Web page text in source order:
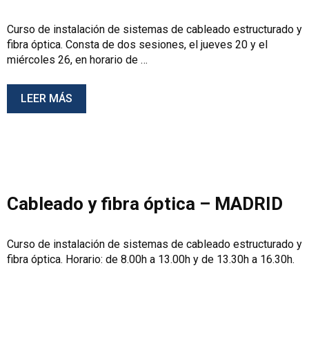
Curso de instalación de sistemas de cableado estructurado y
fibra óptica. Consta de dos sesiones, el jueves 20 y el
miércoles 26, en horario de …
LEER MÁS
Cableado y fibra óptica – MADRID
Curso de instalación de sistemas de cableado estructurado y
fibra óptica. Horario: de 8.00h a 13.00h y de 13.30h a 16.30h.